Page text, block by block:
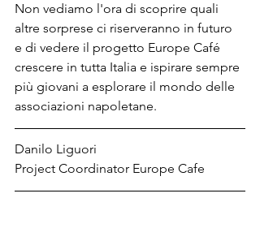
Non vediamo l'ora di scoprire quali
altre sorprese ci riserveranno in futuro
e di vedere il progetto Europe Café
crescere in tutta Italia e ispirare sempre
più giovani a esplorare il mondo delle
associazioni napoletane.
Danilo Liguori
Project Coordinator Europe Cafe